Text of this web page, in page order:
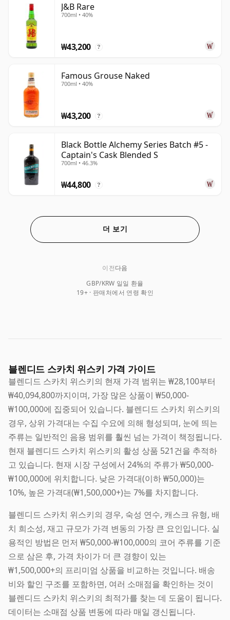
J&B Rare
700ml • 40%
₩43,200 ?
Famous Grouse Naked
700ml • 40%
₩43,200 ?
Black Bottle Alchemy Series Batch #5 -
Captain's Cask Blended S
700ml • 46.3%
₩44,800 ?
더 보기
GBP/KRW 일일 환율
19+ · 판매처에서 연령 확인
이전다음
블렌디드 스카치 위스키 가격 가이드
블렌디드 스카치 위스키의 현재 가격 범위는 ₩28,100부터
₩40,094,800까지이며, 가장 많은 상품이 ₩50,000-
₩100,000에 집중되어 있습니다. 블렌디드 스카치 위스키의
경우, 상위 가격대는 수집 수요에 의해 형성되며, 눈에 띄는
주류는 일반적인 음용 범위를 훨씬 넘는 가격이 책정됩니다.
현재 블렌디드 스카치 위스키의 활성 상품 521건을 추적하
고 있습니다. 현재 시장 구성에서 24%의 주류가 ₩50,000-
₩100,000에 위치합니다. 낮은 가격대(이하 ₩50,000)는
10%, 높은 가격대(₩1,500,000+)는 7%를 차지합니다.
블렌디드 스카치 위스키의 경우, 숙성 연수, 캐스크 유형, 배
치 희소성, 재고 규모가 가격 변동의 가장 큰 요인입니다. 실
용적인 방법은 먼저 ₩50,000-₩100,000의 코어 주류를 기준
으로 삼은 후, 가격 차이가 더 큰 경향이 있는
₩1,500,000+의 프리미엄 상품을 비교하는 것입니다. 배송
비와 할인 구조를 포함하면, 여러 소매점을 확인하는 것이
블렌디드 스카치 위스키의 최적가를 찾는 데 도움이 됩니다.
데이터는 소매점 상품 변동에 따라 매일 갱신됩니다.